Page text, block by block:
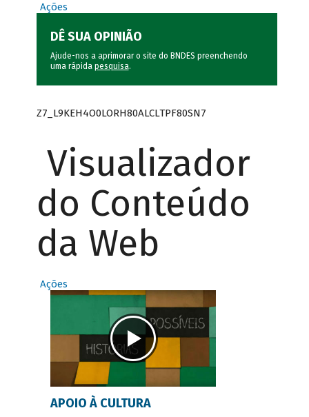
Ações
DÊ SUA OPINIÃO
Ajude-nos a aprimorar o site do BNDES preenchendo
uma rápida pesquisa.
Z7_L9KEH4O0LORH80ALCLTPF80SN7
Visualizador
do Conteúdo
da Web
Ações
APOIO À CULTURA